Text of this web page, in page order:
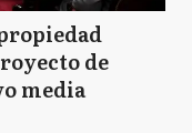
de
media